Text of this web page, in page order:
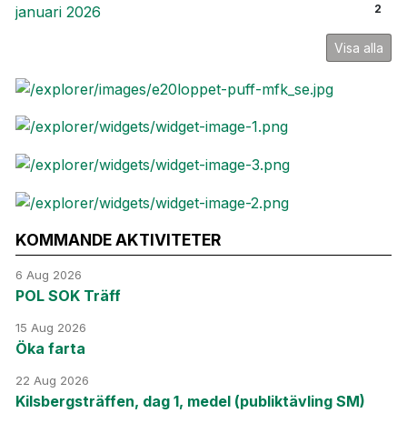
januari 2026 2
Visa alla
KOMMANDE AKTIVITETER
6 Aug 2026
POL SOK Träff
15 Aug 2026
Öka farta
22 Aug 2026
Kilsbergsträffen, dag 1, medel (publiktävling SM)